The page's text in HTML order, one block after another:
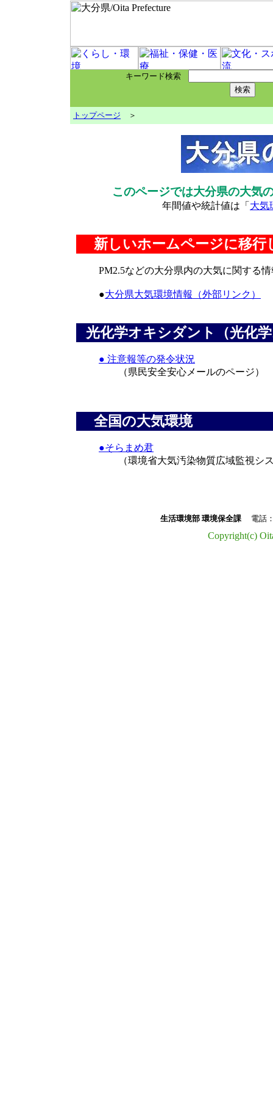
キーワード検索
トップページ ＞
このページでは大分県の大気
年間値や統計値は「 大気
新しいホームページに移行
PM2.5などの大分県内の大気に関する
●大分県大気環境情報（外部リンク）
光化学オキシダント（光化
● 注意報等の発令状況
（県民安全安心メールのページ）
全国の大気環境
●そらまめ君
（環境省大気汚染物質広域監視シ
生活環境部 環境保全課 電話：
Copyright(c)